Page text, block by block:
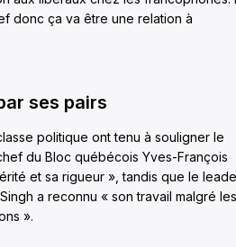
donc ça va être une relation à
ses pairs
politique ont tenu à souligner le
du Bloc québécois Yves-François
et sa rigueur », tandis que le
a reconnu « son travail malgré les
».